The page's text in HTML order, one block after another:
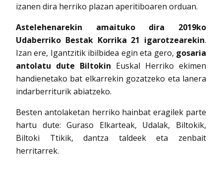
izanen dira herriko plazan aperitiboaren orduan.
Astelehenarekin amaituko dira 2019ko
Udaberriko Bestak Korrika 21 igarotzearekin.
Izan ere, Igantzitik ibilbidea egin eta gero, gosaria
antolatu dute Biltokin Euskal Herriko ekimen
handienetako bat elkarrekin gozatzeko eta lanera
indarberriturik abiatzeko.
Besten antolaketan herriko hainbat eragilek parte
hartu dute: Guraso Elkarteak, Udalak, Biltokik,
Biltoki Ttikik, dantza taldeek eta zenbait
herritarrek.